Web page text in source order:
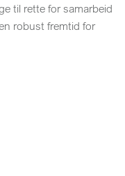
til rette for samarbeid
robust fremtid for